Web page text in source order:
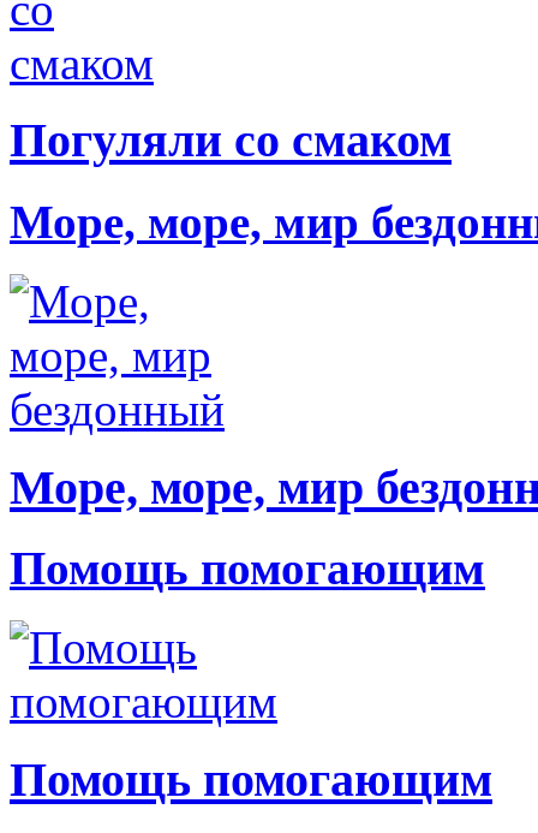
Погуляли со смаком
Море, море, мир
Море, море, мир
Помощь помогающим
Помощь помогающим